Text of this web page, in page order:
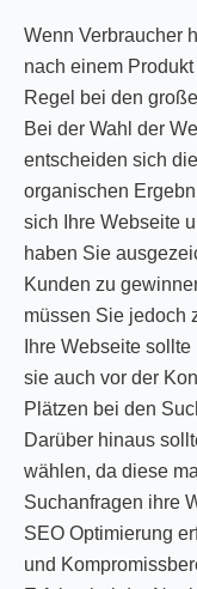
Wenn Verbraucher
nach einem
Regel bei den
Bei der Wahl der
entscheiden sich
organischen
sich Ihre Webseite
haben Sie
Kunden zu
müssen Sie jedoch
Ihre Webseite
sie auch vor der
Plätzen bei den
Darüber hinaus
wählen, da diese
Suchanfragen ihre
SEO Optimierung
und